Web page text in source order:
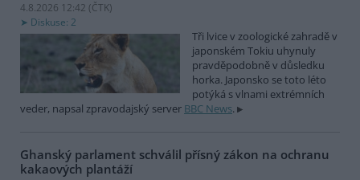
4.8.2026 12:42 (ČTK)
Diskuse: 2
Tři lvice v zoologické zahradě v
japonském Tokiu uhynuly
pravděpodobně v důsledku
horka. Japonsko se toto léto
potýká s vlnami extrémních
veder, napsal zpravodajský server BBC News.
Ghanský parlament schválil přísný zákon na ochranu
kakaových plantáží